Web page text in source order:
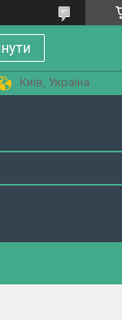
Київ, Україна